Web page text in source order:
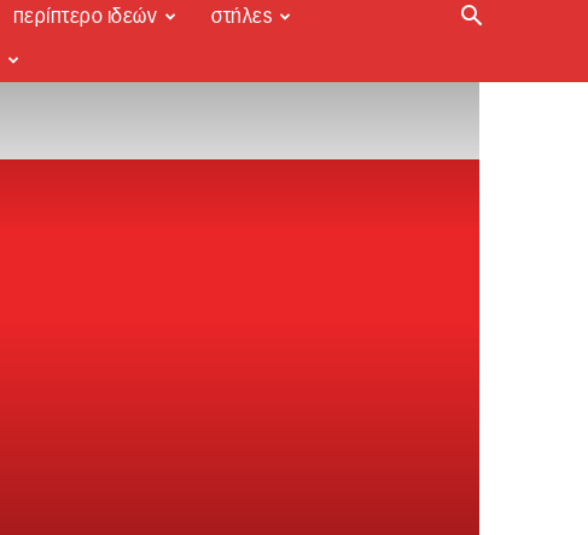
περίπτερο ιδεών στήλες